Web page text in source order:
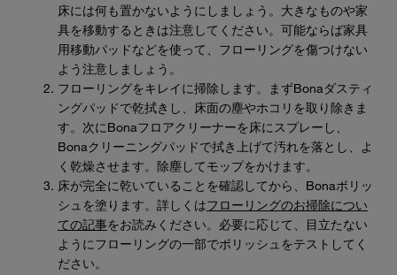
床には何も置かないようにしましょう。大きなものや家
具を移動するときは注意してください。可能ならば家具
用移動パッドなどを使って、フローリングを傷つけない
よう注意しましょう。
フローリングをキレイに掃除します。まずBonaダスティ
ングパッドで乾拭きし、床面の塵やホコリを取り除きま
す。次にBonaフロアクリーナーを床にスプレーし、
Bonaクリーニングパッドで拭き上げて汚れを落とし、よ
く乾燥させます。除塵してモップをかけます。
床が完全に乾いていることを確認してから、Bonaポリッ
シュを塗ります。詳しくはフローリングのお掃除につい
ての記事をお読みください。必要に応じて、目立たない
ようにフローリングの一部でポリッシュをテストしてく
ださい。